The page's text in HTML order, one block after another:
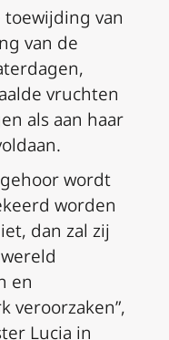
toewijding van
van de
vruchten
als aan haar
wordt
worden
dan zal zij
en
veroorzaken”,
Lucia in